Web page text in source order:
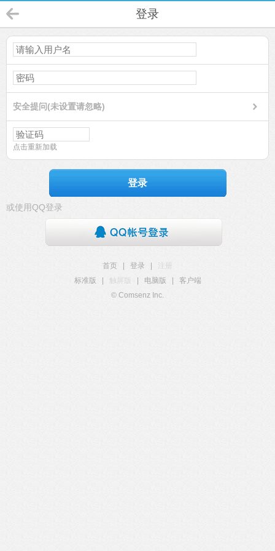
登录
安全提问(未设置请忽略)
点击重新加载
登录
或使用QQ登录
首页 登录
注册
标准版
触屏版 电脑版
客户端
© Comsenz Inc.